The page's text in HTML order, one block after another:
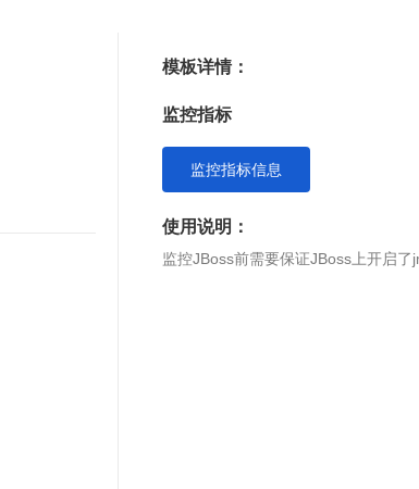
模板详情：
监控指标
监控指标信息
使用说明：
监控JBoss前需要保证JBoss上开启了